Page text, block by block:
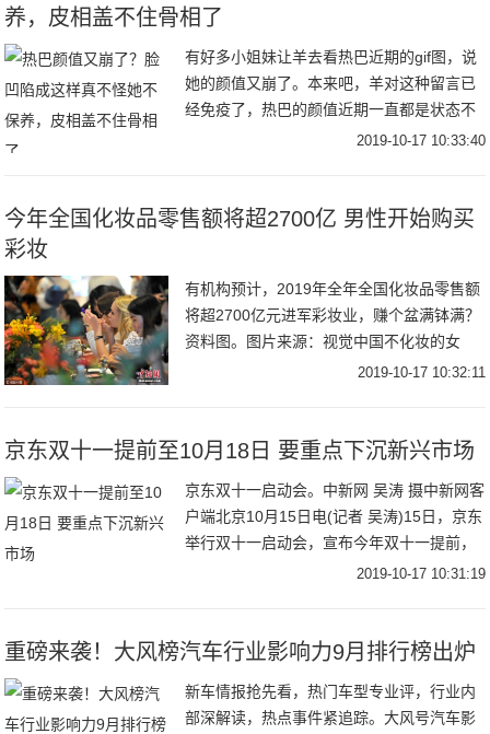
养，皮相盖不住骨相了
有好多小姐妹让羊去看热巴近期的gif图，说
她的颜值又崩了。本来吧，羊对这种留言已
经免疫了，热巴的颜值近期一直都是状态不
好就崩，状态好就惊艳全网，堪称薛定谔的
2019-10-17 10:33:40
今年全国化妆品零售额将超2700亿 男性开始购买
彩妆
有机构预计，2019年全年全国化妆品零售额
将超2700亿元进军彩妆业，赚个盆满钵满？
资料图。图片来源：视觉中国不化妆的女
生，也会买口红，这就是彩妆的魅力。本来
2019-10-17 10:32:11
京东双十一提前至10月18日 要重点下沉新兴市场
京东双十一启动会。中新网 吴涛 摄中新网客
户端北京10月15日电(记者 吴涛)15日，京东
举行双十一启动会，宣布今年双十一提前，
将从10月18日正式开启，并推出“超级百亿
2019-10-17 10:31:19
重磅来袭！大风榜汽车行业影响力9月排行榜出炉
新车情报抢先看，热门车型专业评，行业内
部深解读，热点事件紧追踪。大风号汽车影